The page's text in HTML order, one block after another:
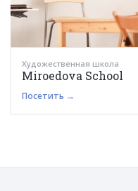
Художественная школа
Miroedova School
Посетить →